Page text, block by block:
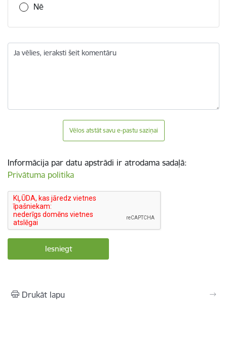
Nē
Ja vēlies, ieraksti šeit komentāru
Vēlos atstāt savu e-pastu saziņai
Informācija par datu apstrādi ir atrodama sadaļā:
Privātuma politika
Drukāt lapu